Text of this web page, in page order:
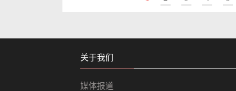
关于我们
媒体报道